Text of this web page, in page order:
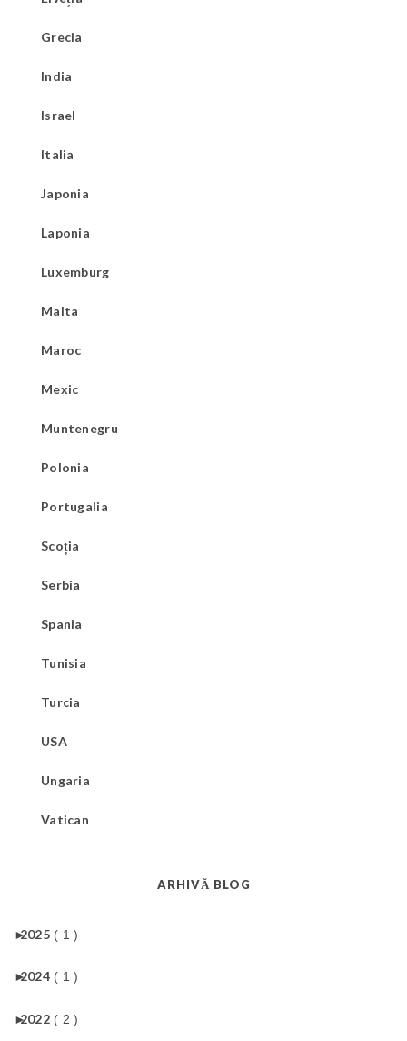
Grecia
India
Israel
Italia
Japonia
Laponia
Luxemburg
Malta
Maroc
Mexic
Muntenegru
Polonia
Portugalia
Scoția
Serbia
Spania
Tunisia
Turcia
USA
Ungaria
Vatican
ARHIVĂ BLOG
►
2025 ( 1 )
►
2024 ( 1 )
►
2022 ( 2 )